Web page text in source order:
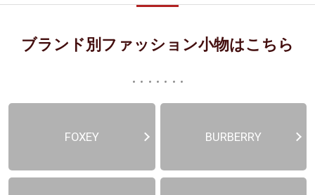
ブランド別ファッション小物はこちら
FOXEY BURBERRY